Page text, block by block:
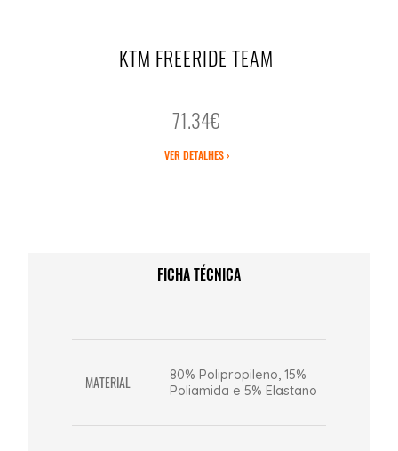
KTM FREERIDE TEAM
71.34€
VER DETALHES ›
FICHA TÉCNICA
MATERIAL
80% Polipropileno, 15%
Poliamida e 5% Elastano